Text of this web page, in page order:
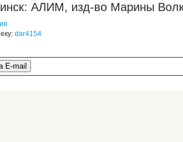
АЛИМ, изд-во Марины
dar4154